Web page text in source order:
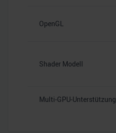
OpenGL
Shader Modell
Multi-GPU-Unterstützung